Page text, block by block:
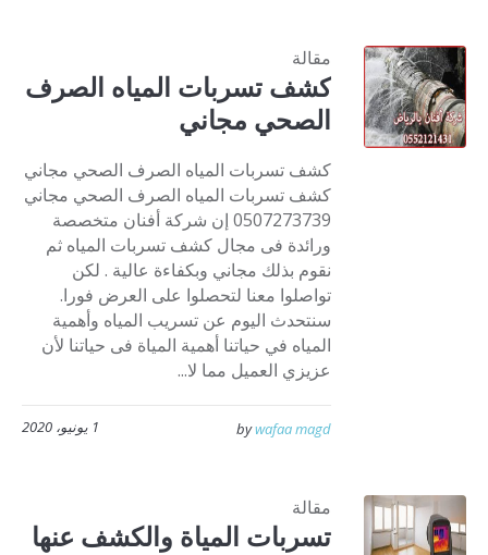
مقالة
كشف تسربات المياه الصرف
الصحي مجاني
كشف تسربات المياه الصرف الصحي مجاني
كشف تسربات المياه الصرف الصحي مجاني
0507273739 إن شركة أفنان متخصصة
ورائدة فى مجال كشف تسربات المياه ثم
نقوم بذلك مجاني وبكفاءة عالية . لكن
تواصلوا معنا لتحصلوا على العرض فورا.
سنتحدث اليوم عن تسريب المياه وأهمية
المياه في حياتنا أهمية المياة فى حياتنا لأن
عزيزي العميل مما لا...
1 يونيو، 2020 bywafaa magd
مقالة
تسربات المياة والكشف عنها